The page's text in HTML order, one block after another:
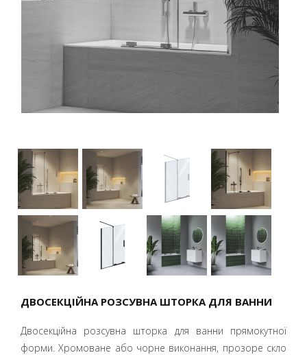
ДВОСЕКЦІЙНА РОЗСУВНА ШТОРКА ДЛЯ ВАННИ
Двосекційна розсувна шторка для ванни прямокутної
форми. Хромоване або чорне виконання, прозоре скло